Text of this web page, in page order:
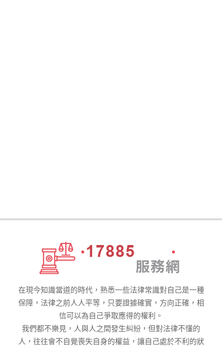
在現今知識當道的時代，熟悉一些法律常識對自己是一種
保障，法律之前人人平等，只要證據確實，方向正確，相
信可以為自己爭取應得的權利。
我們都不樂見，人與人之間發生糾紛，但對法律不懂的
人，往往會不自覺喪失自身的權益，讓自己處於不利的狀